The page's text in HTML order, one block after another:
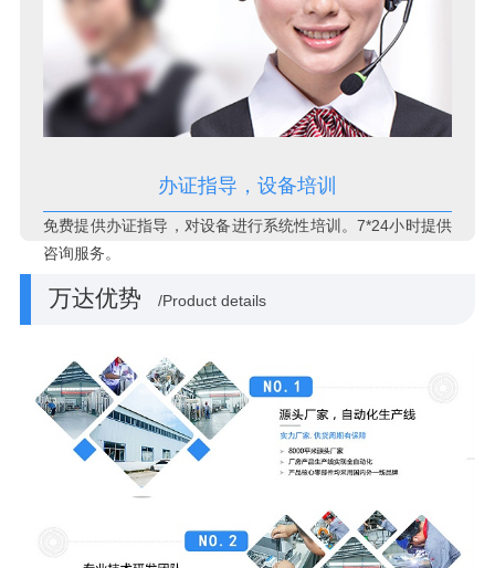
办证指导，设备培训
免费提供办证指导，对设备进行系统性培训。7*24小时提供
咨询服务。
万达优势 /Product details